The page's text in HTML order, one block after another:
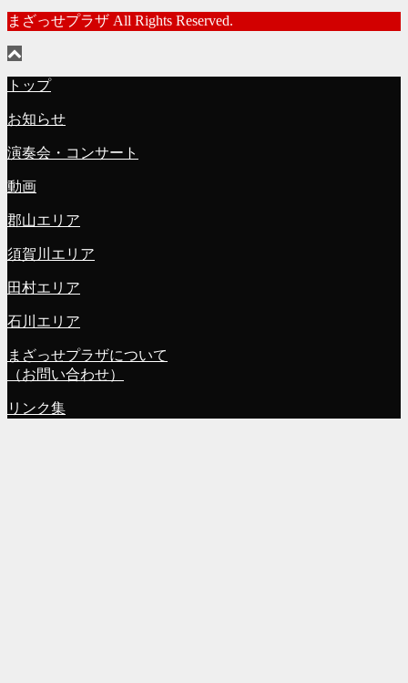
まざっせプラザ All Rights Reserved.
トップ
お知らせ
演奏会・コンサート
動画
郡山エリア
須賀川エリア
田村エリア
石川エリア
まざっせプラザについて
（お問い合わせ）
リンク集